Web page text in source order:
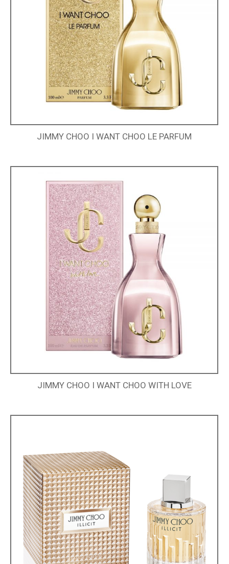
JIMMY CHOO I WANT CHOO LE PARFUM
JIMMY CHOO I WANT CHOO WITH LOVE